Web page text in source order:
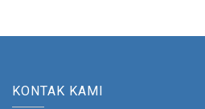
KONTAK KAMI